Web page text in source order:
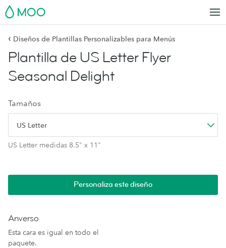
MOO
‹ Diseños de Plantillas Personalizables para Menús
Plantilla de US Letter Flyer
Seasonal Delight
Tamaños
US Letter
US Letter medidas 8.5" x 11"
Personaliza este diseño
Anverso
Esta cara es igual en todo el
paquete.